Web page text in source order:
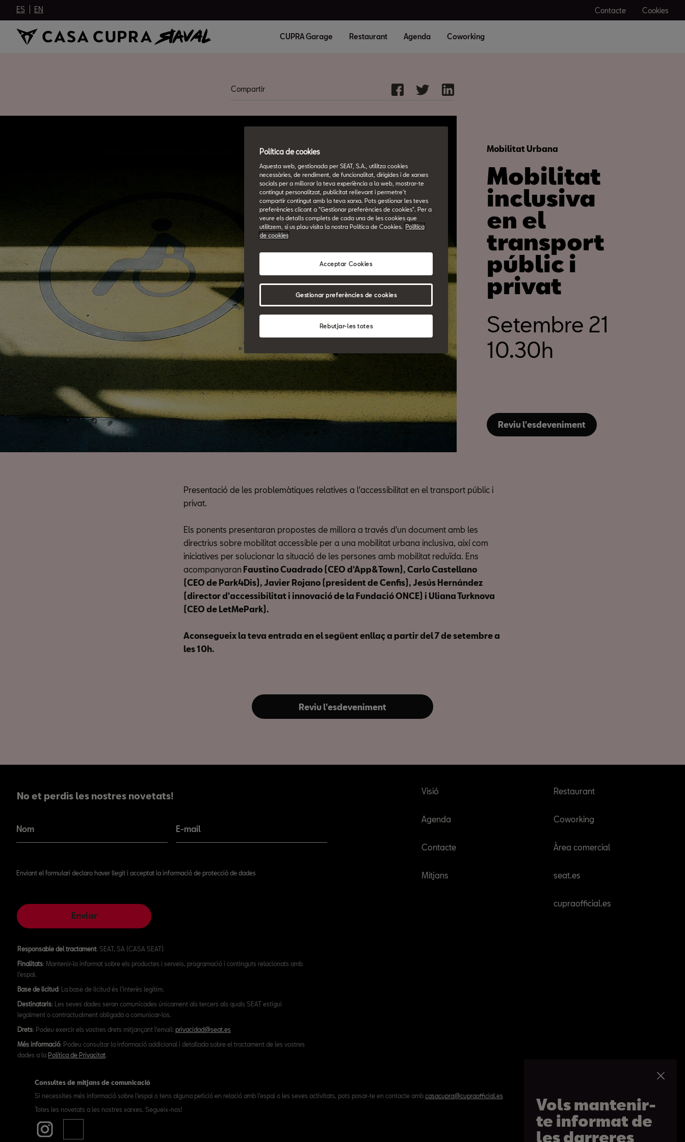
Vols mantenir-
te informat de
les darreres
ES EN Contacte Cookies
CUPRA Garage Restaurant Agenda Coworking
Compartir
Mobilitat Urbana
Mobilitat
inclusiva
en el
transport
públic i
privat
Setembre 21
10.30h
Reviu l'esdeveniment
Presentació de les problemàtiques relatives a l'accessibilitat en el transport públic i
privat.
Els ponents presentaran propostes de millora a través d'un document amb les
directrius sobre mobilitat accessible per a una mobilitat urbana inclusiva, així com
iniciatives per solucionar la situació de les persones amb mobilitat reduïda. Ens
acompanyaran Faustino Cuadrado (CEO d'App&Town), Carlo Castellano
(CEO de Park4Dis), Javier Rojano (president de Cenfis), Jesús Hernández
(director d'accessibilitat i innovació de la Fundació ONCE) i Uliana Turknova
(CEO de LetMePark).
Aconsegueix la teva entrada en el següent enllaç a partir del 7 de setembre a
les 10h.
Reviu l'esdeveniment
No et perdis les nostres novetats!
Nom E-mail
Enviant el formulari declaro haver llegit i acceptat la informació de protecció de dades
Enviar
Responsable del tractament: SEAT, SA (CASA SEAT)
Finalitats: Mantenir-lo informat sobre els productes i serveis, programació i continguts relacionats amb
l'espai.
Base de licitud: La base de licitud és l’interès legítim.
Destinataris: Les seves dades seran comunicades únicament als tercers als quals SEAT estigui
legalment o contractualment obligada a comunicar-los.
Drets: Podeu exercir els vostres drets mitjançant l'email: privacidad@seat.es
Més informació: Podeu consultar la informació addicional i detallada sobre el tractament de les vostres
dades a la Política de Privacitat.
Visió
Agenda
Contacte
Mitjans
Restaurant
Coworking
Àrea comercial
seat.es
cupraofficial.es
Consultes de mitjans de comunicació
Si necessites més informació sobre l'espai o tens alguna petició en relació amb l'espai o les seves activitats, pots posar-te en contacte amb casacupra@cupraofficial.es
Totes les novetats a les nostres xarxes. Segueix-nos!
Política de cookies
Aquesta web, gestionada per SEAT, S.A., utilitza cookies
necessàries, de rendiment, de funcionalitat, dirigides i de xarxes
socials per a millorar la teva experiència a la web, mostrar-te
contingut personalitzat, publicitat rellevant i permetre't
compartir contingut amb la teva xarxa. Pots gestionar les teves
preferències clicant a "Gestionar preferències de cookies". Per a
veure els detalls complets de cada una de les cookies que
utilitzem, si us plau visita la nostra Política de Cookies. Política
de cookies
Rebutjar-les totes
Acceptar Cookies
Gestionar preferències de cookies